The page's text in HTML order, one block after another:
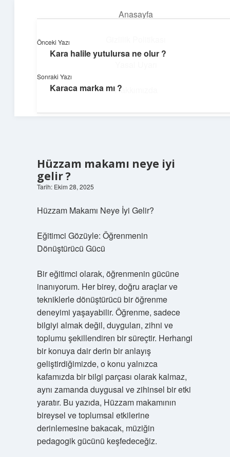
Anasayfa
Hakkımızda
Ufak Ayrıntılar
Göz atmalık, düşündürmelik kısa bilgiler.
Hüzzam makamı neye iyi
gelir ?
Tarih: Ekim 28, 2025
Hüzzam Makamı Neye İyi Gelir?
Eğitimci Gözüyle: Öğrenmenin
Dönüştürücü Gücü
Bir eğitimci olarak, öğrenmenin gücüne
inanıyorum. Her birey, doğru araçlar ve
tekniklerle dönüştürücü bir öğrenme
deneyimi yaşayabilir. Öğrenme, sadece
bilgiyi almak değil, duyguları, zihni ve
toplumu şekillendiren bir süreçtir. Herhangi
bir konuya dair derin bir anlayış
geliştirdiğimizde, o konu yalnızca
kafamızda bir bilgi parçası olarak kalmaz,
aynı zamanda duygusal ve zihinsel bir etki
yaratır. Bu yazıda, Hüzzam makamının
bireysel ve toplumsal etkilerine
derinlemesine bakacak, müziğin
pedagogik gücünü keşfedeceğiz.
Önceki Yazı
Kara halile yutulursa ne olur ?
Sonraki Yazı
Karaca marka mı ?